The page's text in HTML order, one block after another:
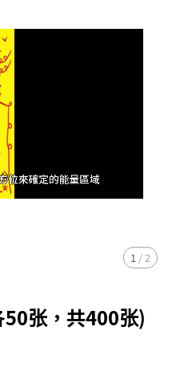
1 /2
张，共400张)